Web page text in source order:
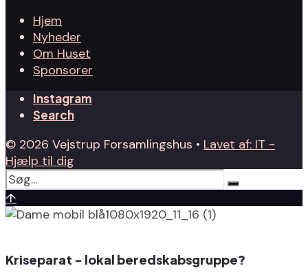
Hjem
Nyheder
Om Huset
Sponsorer
Instagram
Search
© 2026 Vejstrup Forsamlingshus • Lavet af: IT -
Hjælp til dig
↑
Kriseparat - lokal beredskabsgruppe?